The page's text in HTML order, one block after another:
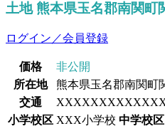
土地 熊本県玉名郡南関町
ログイン／会員登録
価格
非公開
所在地
熊本県玉名郡南関町
交通
小学校区 XXX小学校 中学校区